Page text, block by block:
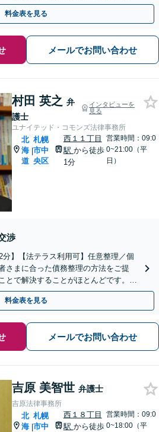
料金表を見る
メールでお問い合わせ
村田 英之 弁
護士
インタビューを
見る
ユナイテッド・コモンズ法律事務所
北
海
道
|
札幌
市中
央区
西１１丁目
駅 から徒歩
1分
営業時間：09:0
0~21:00（平
日）
渉
分】【法テラス利用可】任意整理／個
さまに合った債務整理の方法をご提
とで解決することがほとんどです。ぜ
初回相談無料】
料金表を見る
メールでお問い合わせ
吉原 美智世 弁護士
吉原法律事務所
北
海 |
札幌
市中
西１８丁目
駅 から徒歩
営業時間：09:0
0~18:00（平